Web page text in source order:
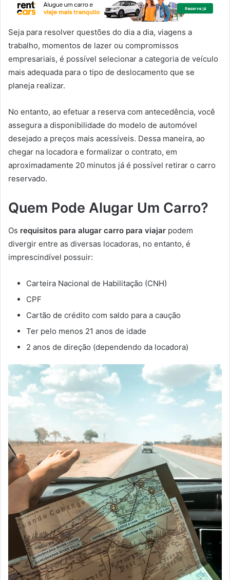
Seja para resolver questões do dia a dia, viagens a
trabalho, momentos de lazer ou compromissos
empresariais, é possível selecionar a categoria de veículo
mais adequada para o tipo de deslocamento que se
planeja realizar.
No entanto, ao efetuar a reserva com antecedência, você
assegura a disponibilidade do modelo de automóvel
desejado a preços mais acessíveis. Dessa maneira, ao
chegar na locadora e formalizar o contrato, em
aproximadamente 20 minutos já é possível retirar o carro
reservado.
Quem Pode Alugar Um Carro?
Os requisitos para alugar carro para viajar podem
divergir entre as diversas locadoras, no entanto, é
imprescindível possuir:
Carteira Nacional de Habilitação (CNH)
CPF
Cartão de crédito com saldo para a caução
Ter pelo menos 21 anos de idade
2 anos de direção (dependendo da locadora)